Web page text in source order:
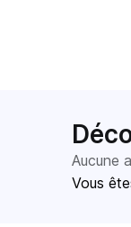
Aucune
Vous